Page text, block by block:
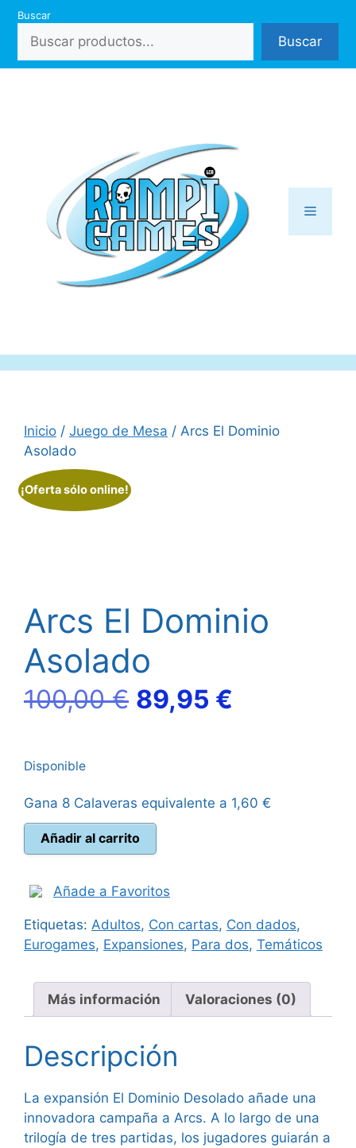
Saltar
contenido
Buscar
Buscar
Menú
Inicio / Juego de Mesa / Arcs El Dominio
Asolado
¡Oferta sólo online!
Arcs El Dominio
Asolado
100,00€ El
era:
100,00 €.
89,95 €
es:
Disponible
Gana 8 Calaveras equivalente a 1,60 €
Arcs
El
Asolado
Añadir al carrito
Añade a Favoritos
Etiquetas: Adultos, Con cartas, Con dados,
Eurogames, Expansiones, Para dos, Temáticos
Más información Valoraciones (0)
Descripción
La expansión El Dominio Desolado añade una
innovadora campaña a Arcs. A lo largo de una
trilogía de tres partidas, los jugadores guiarán a